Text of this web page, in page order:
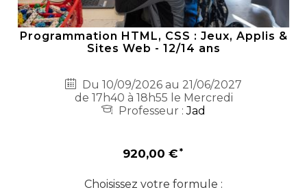
Programmation HTML, CSS : Jeux, Applis &
Sites Web - 12/14 ans
Du 10/09/2026 au 21/06/2027
de 17h40 à 18h55 le Mercredi
Professeur :Jad
920,00 €
Choisissez votre formule :